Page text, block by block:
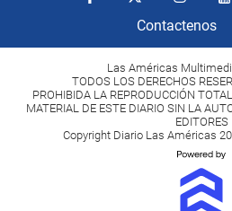
Contactenos
Las Américas
TODOS LOS DERECHOS
PROHIBIDA LA REPRODUCCIÓN
MATERIAL DE ESTE DIARIO SIN LA
EDITORES
Copyright Diario Las Américas